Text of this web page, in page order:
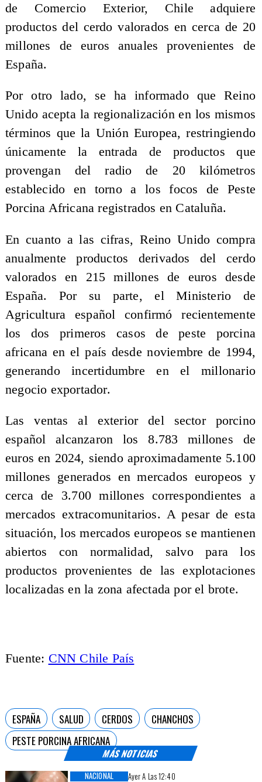
MÁS NOTICIAS
Ayer A Las 12:40
NACIONAL
de Comercio Exterior, Chile adquiere
productos del cerdo valorados en cerca de 20
millones de euros anuales provenientes de
España.
Por otro lado, se ha informado que Reino
Unido acepta la regionalización en los mismos
términos que la Unión Europea, restringiendo
únicamente la entrada de productos que
provengan del radio de 20 kilómetros
establecido en torno a los focos de Peste
Porcina Africana registrados en Cataluña.
En cuanto a las cifras, Reino Unido compra
anualmente productos derivados del cerdo
valorados en 215 millones de euros desde
España. Por su parte, el Ministerio de
Agricultura español confirmó recientemente
los dos primeros casos de peste porcina
africana en el país desde noviembre de 1994,
generando incertidumbre en el millonario
negocio exportador.
Las ventas al exterior del sector porcino
español alcanzaron los 8.783 millones de
euros en 2024, siendo aproximadamente 5.100
millones generados en mercados europeos y
cerca de 3.700 millones correspondientes a
mercados extracomunitarios. A pesar de esta
situación, los mercados europeos se mantienen
abiertos con normalidad, salvo para los
productos provenientes de las explotaciones
localizadas en la zona afectada por el brote.
Fuente: CNN Chile País
ESPAÑA SALUD CERDOS
CHANCHOS
PESTE PORCINA AFRICANA